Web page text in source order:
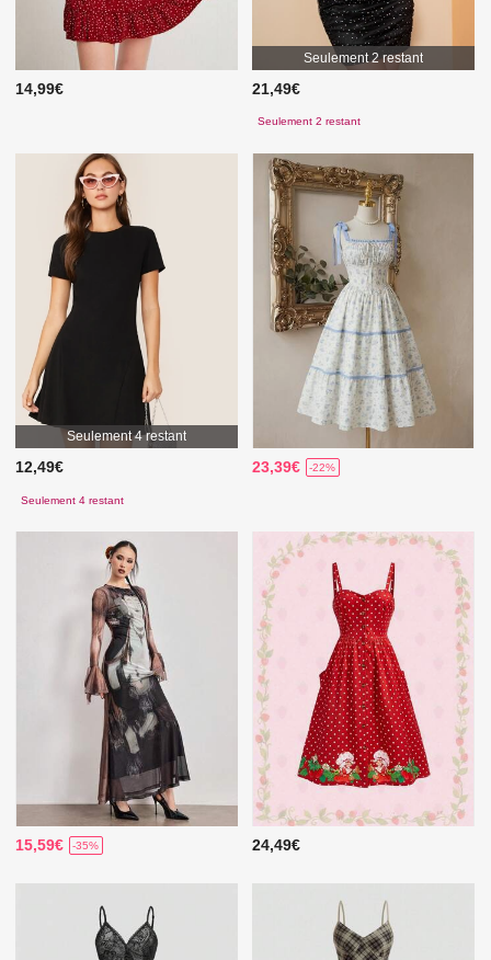
14,99€
Seulement 2 restant
21,49€
Seulement 2 restant
Seulement 4 restant
12,49€
Seulement 4 restant
23,39€ -22%
15,59€ -35% 24,49€